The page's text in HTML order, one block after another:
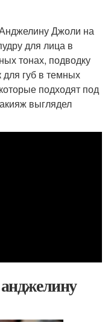
Джоли на
для лица в
тонах, подводку
губ в темных
подходят под
выглядел